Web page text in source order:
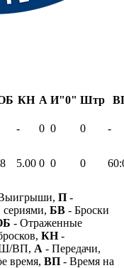
КН А И"0" Штр
- 0 0 0 -
5.00 0 0 0
П -
БВ - Броски
- Отраженные
КН-
ВП, А - Передачи,
время, ВП - Время на